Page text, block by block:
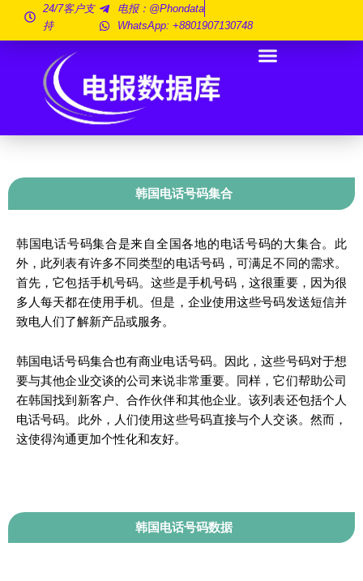
24/7客户支
持
电报：@phondata
WhatsApp: +8801907130748
韩国电话号码集合
韩国电话号码集合是来自全国各地的电话号码的大集合。此
外，此列表有许多不同类型的电话号码，可满足不同的需求。
首先，它包括手机号码。这些是手机号码，这很重要，因为很
多人每天都在使用手机。但是，企业使用这些号码发送短信并
致电人们了解新产品或服务。
韩国电话号码集合也有商业电话号码。因此，这些号码对于想
要与其他企业交谈的公司来说非常重要。同样，它们帮助公司
在韩国找到新客户、合作伙伴和其他企业。该列表还包括个人
电话号码。此外，人们使用这些号码直接与个人交谈。然而，
这使得沟通更加个性化和友好。
韩国电话号码数据